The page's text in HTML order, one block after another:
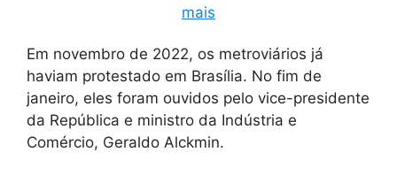
mais
Em novembro de 2022, os metroviários já
haviam protestado em Brasília. No fim de
janeiro, eles foram ouvidos pelo vice-presidente
da República e ministro da Indústria e
Comércio, Geraldo Alckmin.